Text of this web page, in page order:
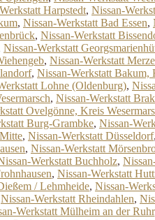
Harpstedt, Nissan-
, Nissan-Werkstatt Bad Essen,
, Nissan-Werkstatt
Nissan-Werkstatt
, Nissan-Werkstatt
, Nissan-Werkstatt Bakum,
Lohne (Oldenburg),
, Nissan-Werkstatt
Ovelgönne, Kreis
Burg-Grambke, Nissan-
, Nissan-Werkstatt Düsseldorf,
, Nissan-Werkstatt
Werkstatt Buchholz,
, Nissan-Werkstatt
/ Lehmheide, Nissan-
Nissan-Werkstatt Rheindahlen,
Werkstatt Mülheim an der Ruhr